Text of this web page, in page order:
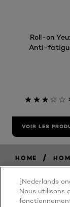
Roll-on
Anti-
VOIR LES
HOME /
[Nederlands
Nous utilisons